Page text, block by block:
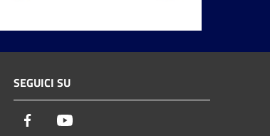
SEGUICI SU
Facebook